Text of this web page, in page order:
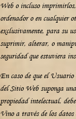
Web o incluso
ordenador o en cualquier
exclusivamente, para su
suprimir, alterar, o
seguridad que estuviera
En caso de que el Usuario
del Sitio Web suponga
propiedad intelectual,
Vino a través de los